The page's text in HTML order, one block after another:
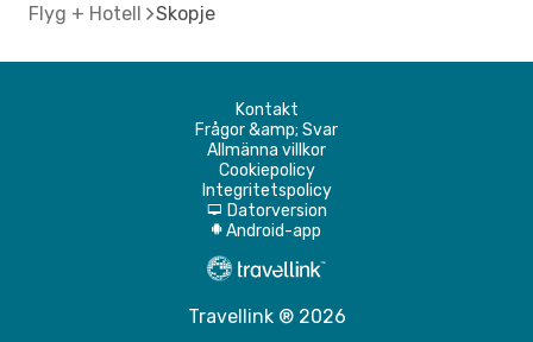
Flyg + Hotell Skopje
Kontakt
Frågor &amp; Svar
Allmänna villkor
Cookiepolicy
Integritetspolicy
d Datorversion
A Android-app
Travellink ® 2026